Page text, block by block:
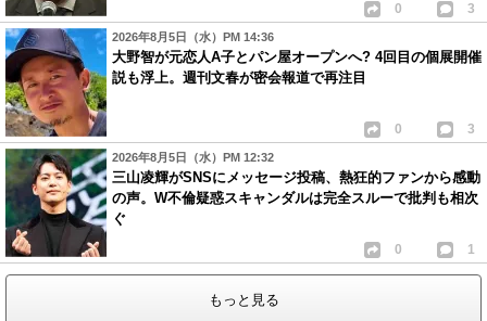
関ジャニに至っては何で出場してるかもわからないレベル。
あんな下品でうるさい集団が司会したら、紅白終わる。
嵐5人＋1人でもごちゃごちゃしてるのに、
7人＋１人でしかも7人煩いとなると、正直目障りで
そんな紅白、見たくない。
所詮ジャニーズ事務所。
SexyZoneはSMAPのバーターで、
関ジャニは嵐の抱き合わせ。
同じ派閥に勢いのある先輩グループがいて良かったね、ってレベル。
まだデビューしたての若手が先輩の抱き合わせで来るなら
良い歳した所謂おじさん世代のグループが、
0 3
2026年8月5日（水）PM 14:36
大野智が元恋人A子とパン屋オープンへ? 4回目の個展開催
説も浮上。週刊文春が密会報道で再注目
0 3
2026年8月5日（水）PM 12:32
三山凌輝がSNSにメッセージ投稿、熱狂的ファンから感動
の声。W不倫疑惑スキャンダルは完全スルーで批判も相次
ぐ
0 1
もっと見る